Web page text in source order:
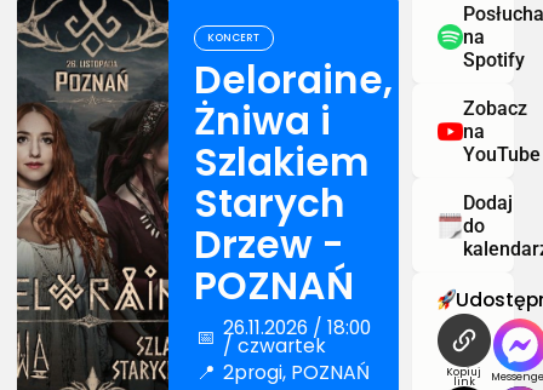
KONCERT
Deloraine,
Żniwa i
Szlakiem
Starych
Drzew -
POZNAŃ
📅 26.11.2026 / 18:00
/ czwartek
📍 2progi, POZNAŃ
na
Spotify
Zobacz
na
YouTube
Dodaj
do
Kopiuj
link